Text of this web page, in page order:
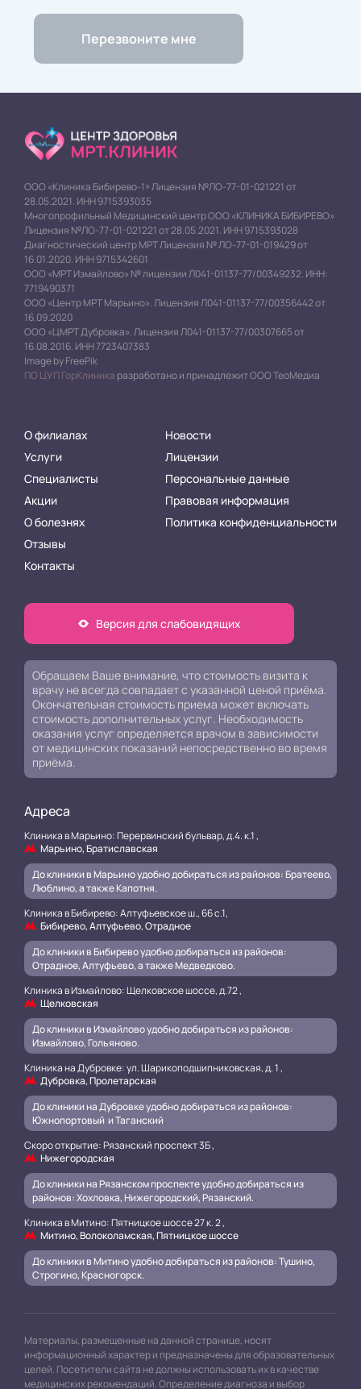
ООО «Клиника Бибирево-1» Лицензия №ЛО-77-01-021221 от
28.05.2021. ИНН 9715393035
Многопрофильный Медицинский центр ООО «КЛИНИКА БИБИРЕВО»
Лицензия №ЛО-77-01-021221 от 28.05.2021. ИНН 9715393028
Диагностический центр МРТ Лицензия № ЛО-77-01-019429 от
16.01.2020. ИНН 9715342601
ООО «МРТ Измайлово» № лицензии Л041-01137-77/00349232. ИНН:
7719490371
ООО «Центр МРТ Марьино». Лицензия Л041-01137-77/00356442 от
16.09.2020
ООО «ЦМРТ Дубровка». Лицензия Л041-01137-77/00307665 от
16.08.2016. ИНН 7723407383
Image by FreePik
ПО ЦУП ГорКлиника разработано и принадлежит ООО ТеоМедиа
О филиалах
Услуги
Специалисты
Акции
О болезнях
Отзывы
Контакты
Новости
Лицензии
Персональные данные
Правовая информация
Политика конфиденциальности
Версия для слабовидящих
Обращаем Ваше внимание, что стоимость визита к
врачу не всегда совпадает с указанной ценой приёма.
Окончательная стоимость приема может включать
стоимость дополнительных услуг. Необходимость
оказания услуг определяется врачом в зависимости
от медицинских показаний непосредственно во время
приёма.
Адреса
Клиника в Марьино: Перервинский бульвар, д.4. к.1 ,
Марьино, Братиславская
До клиники в Марьино удобно добираться из районов: Братеево,
Люблино, а также Капотня.
Клиника в Бибирево: Алтуфьевское ш., 66 с.1,
Бибирево, Алтуфьево, Отрадное
До клиники в Бибирево удобно добираться из районов:
Отрадное, Алтуфьево, а также Медведково.
Клиника в Измайлово: Щелковское шоссе, д.72 ,
Щелковская
До клиники в Измайлово удобно добираться из районов:
Измайлово, Гольяново.
Клиника на Дубровке: ул. Шарикоподшипниковская, д. 1 ,
Дубровка, Пролетарская
До клиники на Дубровке удобно добираться из районов:
Южнопортовый и Таганский.
Скоро открытие: Рязанский проспект 3Б ,
Нижегородская
До клиники на Рязанском проспекте удобно добираться из
районов: Хохловка, Нижегородский, Рязанский..
Клиника в Митино: Пятницкое шоссе 27 к. 2 ,
Митино, Волоколамская, Пятницкое шоссе
До клиники в Митино удобно добираться из районов: Тушино,
Строгино, Красногорск.
Материалы, размещенные на данной странице, носят
информационный характер и предназначены для образовательных
целей. Посетители сайта не должны использовать их в качестве
медицинских рекомендаций. Определение диагноза и выбор